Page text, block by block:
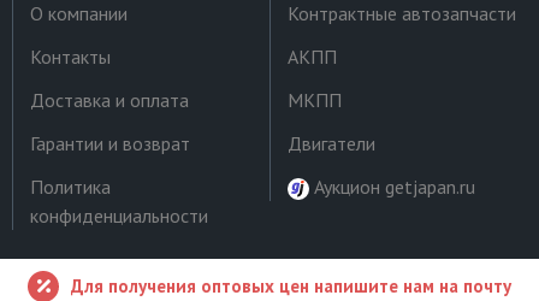
О компании
Контакты
Доставка и оплата
Гарантии и возврат
Политика
конфиденциальности
Контрактные автозапчасти
АКПП
МКПП
Двигатели
Аукцион getjapan.ru
Для получения оптовых цен напишите нам на почту